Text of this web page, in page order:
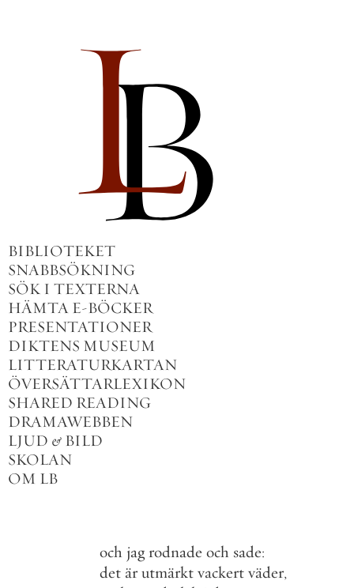
BIBLIOTEKET
SNABBSÖKNING
SÖK I TEXTERNA
HÄMTA E-BÖCKER
PRESENTATIONER
DIKTENS MUSEUM
LITTERATURKARTAN
ÖVERSÄTTARLEXIKON
SHARED READING
DRAMAWEBBEN
LJUD & BILD
SKOLAN
OM LB
och jag rodnade och sade:
det är utmärkt vackert väder,